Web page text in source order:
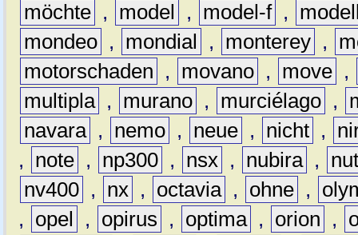
möchte , model , model-f ,
mondeo , mondial , monterey ,
motorschaden
, movano , move ,
multipla , murano , murciélago ,
navara , nemo , neue , nicht ,
,
note , np300 , nsx , nubira ,
nv400 , nx , octavia , ohne ,
,
opel , opirus , optima , orion ,